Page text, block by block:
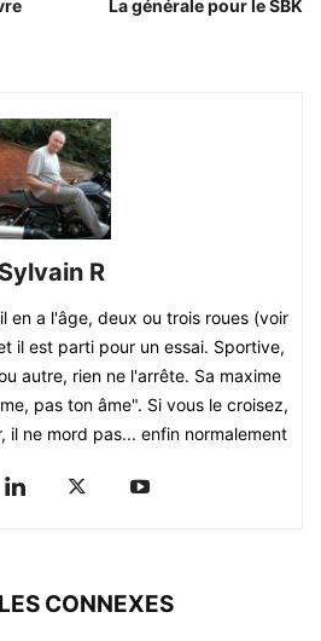
La générale pour le SBK
Sylvain R
en a l'âge, deux ou trois roues (voir
il est parti pour un essai. Sportive,
autre, rien ne l'arrête. Sa maxime
pas ton âme". Si vous le croisez,
il ne mord pas... enfin normalement
CONNEXES